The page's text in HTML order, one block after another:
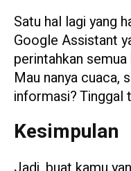
Satu hal lagi yang
Google Assistant
perintahkan
Mau nanya cuaca,
informasi? Tinggal
Kesimpulan